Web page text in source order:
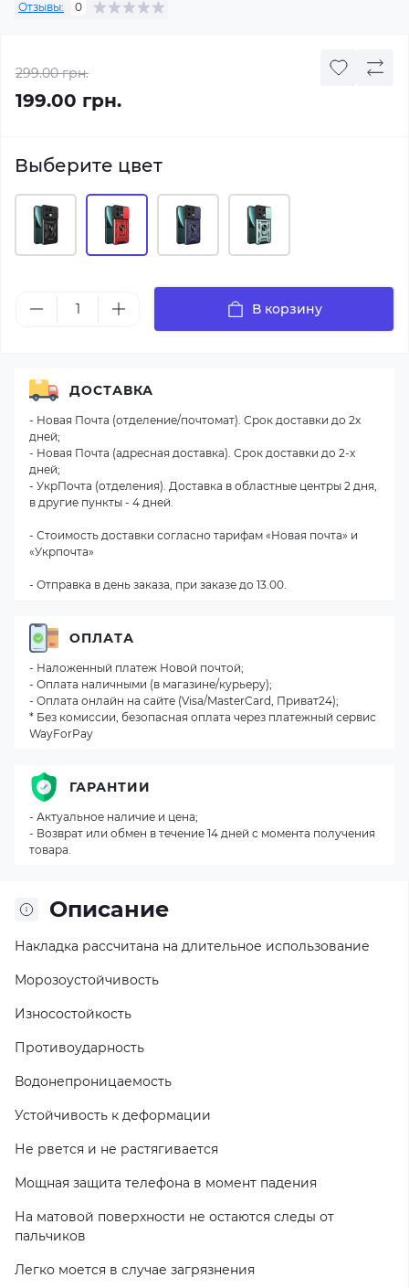
Отзывы: 0
299.00 грн.
199.00 грн.
Выберите цвет
В корзину
Описание
Накладка рассчитана на длительное использование
Морозоустойчивость
Износостойкость
Противоударность
Водонепроницаемость
Устойчивость к деформации
Не рвется и не растягивается
Мощная защита телефона в момент падения
На матовой поверхности не остаются следы от
пальчиков
Легко моется в случае загрязнения
ДОСТАВКА
- Новая Почта (отделение/почтомат). Срок доставки до 2х
дней;
- Новая Почта (адресная доставка). Срок доставки до 2-х
дней;
- УкрПочта (отделения). Доставка в областные центры 2 дня,
в другие пункты - 4 дней.
- Стоимость доставки согласно тарифам «Новая почта» и
«Укрпочта»
- Отправка в день заказа, при заказе до 13.00.
ОПЛАТА
- Наложенный платеж Новой почтой;
- Оплата наличными (в магазине/курьеру);
- Оплата онлайн на сайте (Visa/MasterCard, Приват24);
* Без комиссии, безопасная оплата через платежный сервис
WayForPay
ГАРАНТИИ
- Актуальное наличие и цена;
- Возврат или обмен в течение 14 дней с момента получения
товара.